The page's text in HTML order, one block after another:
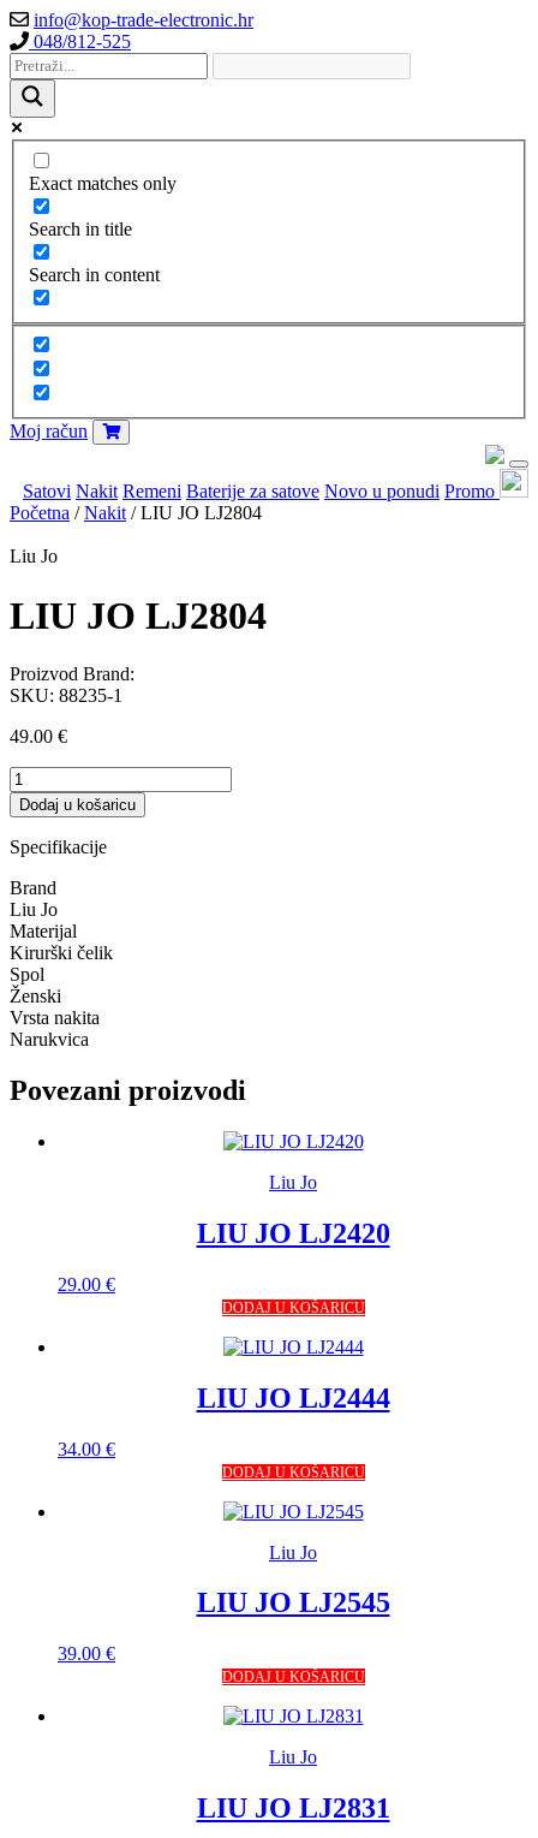
info@kop-trade-electronic.hr
048/812-525
Exact matches only
Search in title
Search in content
Moj račun
Satovi Nakit Remeni Baterije za satove Novo u ponudi Promo
Početna /Nakit / LIU JO LJ2804
Liu Jo
LIU JO LJ2804
SKU: 88235-1
Proizvod Brand:
49.00 €
LIU
JO
LJ2804
količina
Dodaj u košaricu
Specifikacije
Brand
Liu Jo
Materijal
Kirurški čelik
Spol
Ženski
Vrsta nakita
Narukvica
Povezani proizvodi
Liu Jo
LIU JO LJ2420
29.00 €
DODAJ U KOŠARICU
LIU JO LJ2444
34.00 €
DODAJ U KOŠARICU
Liu Jo
LIU JO LJ2545
39.00 €
DODAJ U KOŠARICU
Liu Jo
LIU JO LJ2831